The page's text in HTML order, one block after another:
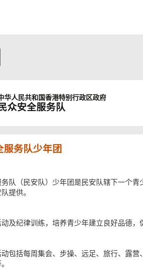
华人民共和国香港特别行政区政府
众安全服务队
服务队少年团
务队（民安队）少年团是民安队辖下一个
提供。
及纪律训练，培养青少年建立良好品德
包括每周集会、步操、远足、旅行、露